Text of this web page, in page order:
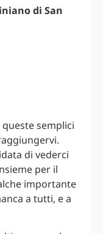
di San
semplici
di vederci
per il
importante
a tutti, e a